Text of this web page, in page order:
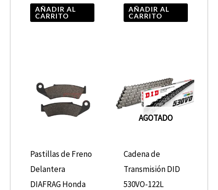
AÑADIR AL
CARRITO
AÑADIR AL
CARRITO
Pastillas de Freno
Delantera
DIAFRAG Honda
AGOTADO
Cadena de
Transmisión DID
530VO-122L